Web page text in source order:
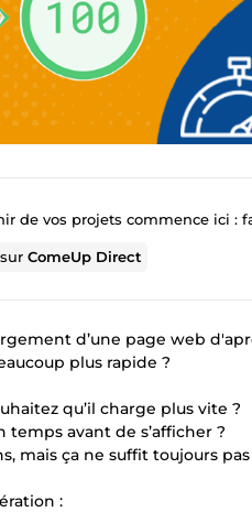
de vos projets commence ici :
surComeUp Direct
d’une page web
plus rapide ?
qu’il charge plus vite ?
avant de s’afficher ?
mais ça ne suffit toujours pas
: